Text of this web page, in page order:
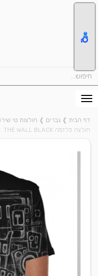
דף הבית ❱ גברים ❱ חולצות טי
חולצה פלזמה THE WALL BLACK